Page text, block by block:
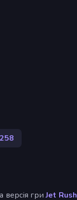
258
версія гриJet Rush